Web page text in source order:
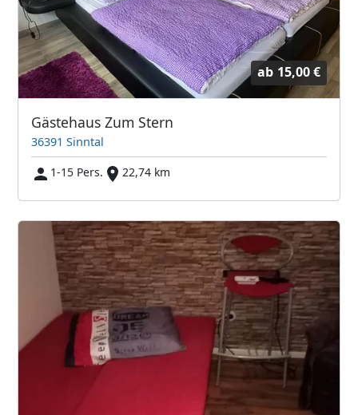
ab 15,00 €
Gästehaus Zum Stern
36391 Sinntal
1-15 Pers.
22,74 km